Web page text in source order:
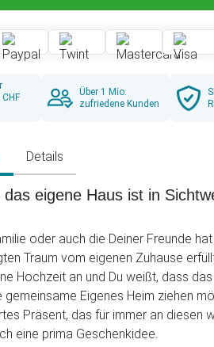
Über 1 Mio.
zufriedene Kunden
Details
eigene Haus ist in
oder auch die Deiner Freunde
Traum vom eigenen Zuhause
Hochzeit an und Du weißt, dass
gemeinsame Eigenes Heim ziehen
Präsent, das für immer an diesen
eine prima Geschenkidee.